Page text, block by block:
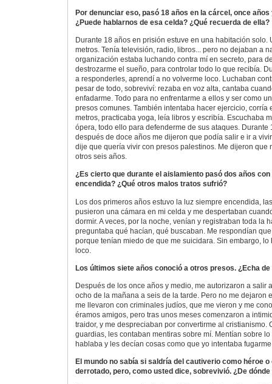
Por denunciar eso, pasó 18 años en la cárcel, once
¿Puede hablarnos de esa celda? ¿Qué recuerda de ella?
Durante 18 años en prisión estuve en una habitación solo.
metros. Tenía televisión, radio, libros... pero no dejaban a
organización estaba luchando contra mí en secreto, para
destrozarme el sueño, para controlar todo lo que recibía.
a responderles, aprendí a no volverme loco. Luchaban
pesar de todo, sobreviví: rezaba en voz alta, cantaba
enfadarme. Todo para no enfrentarme a ellos y ser como
presos comunes. También intentaba hacer ejercicio, corría
metros, practicaba yoga, leía libros y escribía. Escuchaba
ópera, todo ello para defenderme de sus ataques. Durante
después de doce años me dijeron que podía salir e ir a
dije que quería vivir con presos palestinos. Me dijeron que
otros seis años.
¿Es cierto que durante el aislamiento pasó dos años
encendida? ¿Qué otros malos tratos sufrió?
Los dos primeros años estuvo la luz siempre encendida,
pusieron una cámara en mi celda y me despertaban
dormir. A veces, por la noche, venían y registraban toda la
preguntaba qué hacían, qué buscaban. Me respondían
porque tenían miedo de que me suicidara. Sin embargo, lo
loco.
Los últimos siete años conoció a otros presos. ¿Echa de
Después de los once años y medio, me autorizaron a salir
ocho de la mañana a seis de la tarde. Pero no me dejaron
me llevaron con criminales judíos, que me vieron y me
éramos amigos, pero tras unos meses comenzaron a
traidor, y me despreciaban por convertirme al cristianismo.
guardias, les contaban mentiras sobre mí. Mentían sobre
hablaba y les decían cosas como que yo intentaba
El mundo no sabía si saldría del cautiverio como héroe
derrotado, pero, como usted dice, sobrevivió. ¿De